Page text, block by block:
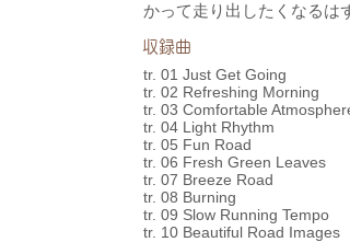
かって走り出したくなるは
​収録曲
tr. 01 Just Get Going
tr. 02 Refreshing Morning
tr. 03 Comfortable Atmosphere
tr. 04 Light Rhythm
tr. 05 Fun Road
tr. 06 Fresh Green Leaves
tr. 07 Breeze Road
tr. 08 Burning
tr. 09 Slow Running Tempo
tr. 10 Beautiful Road Images